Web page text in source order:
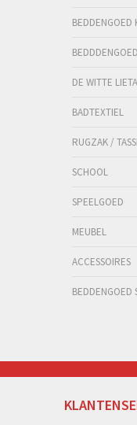
BEDDENGOED
DE WITTE
BADTEXTIEL
RUGZAK /
SCHOOL
SPEELGOED
MEUBEL
ACCESSOIRES
BEDDENGOED